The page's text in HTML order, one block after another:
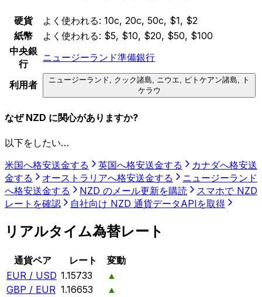
硬貨 よく使われる: 10c, 20c, 50c, $1, $2
紙幣
よく使われる: $5, $10, $20, $50, $100
中央銀
行
ニュージーランド準備銀行
利用者
ニュージーランド, クック諸島, ニウエ, ピトケアン諸島, ト
ケラウ
なぜ NZD に関心がありますか?
以下をしたい…
米国へ格安送金する
英国へ格安送金する
カナダへ格安送
金する
オーストラリアへ格安送金する
ニュージーランド
へ格安送金する
NZD のメール更新を購読
スマホで NZD
レートを確認
自社向け NZD 通貨データAPIを取得
リアルタイム為替レート
通貨ペア レート
変動
EUR / USD 1.15733
▲
GBP / EUR 1.16653
▲